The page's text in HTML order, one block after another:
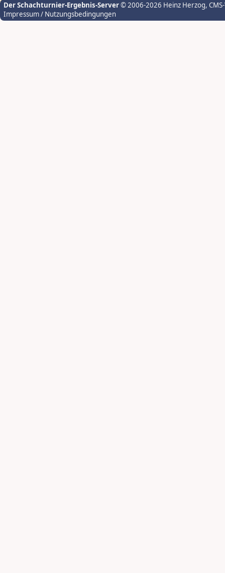
Der Schachturnier-Ergebnis-Server© 2006-2026 Heinz Herzog,
Impressum / Nutzungsbedingungen